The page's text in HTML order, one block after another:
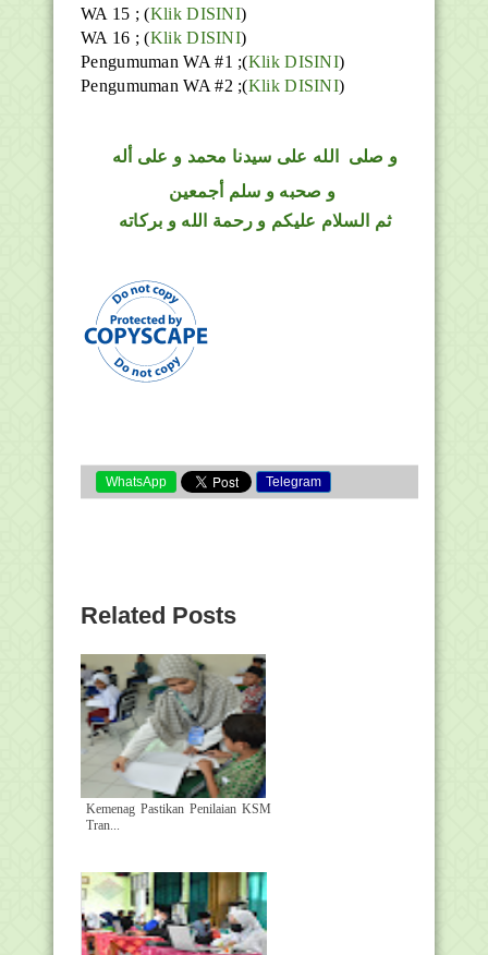
WA 15 ; (Klik DISINI)
WA 16 ; (Klik DISINI)
Pengumuman WA #1 ;(Klik DISINI)
Pengumuman WA #2 ;(Klik DISINI)
و صلى الله على سيدنا محمد و على أله
و صحبه و سلم أجمعين
ثم السلام عليكم و رحمة الله و بركاته
WhatsApp Telegram
Related Posts
Kemenag Pastikan Penilaian KSM
Tran...